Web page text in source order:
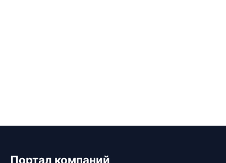
Портал компаний